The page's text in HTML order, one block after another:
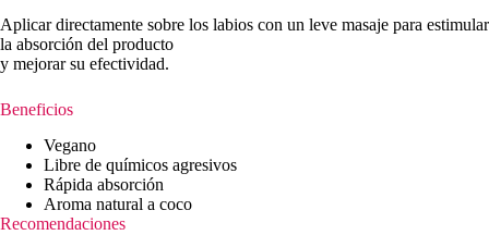
Aplicar directamente sobre los labios con un leve masaje para estimular
la absorción del producto
y mejorar su efectividad.
Beneficios
Vegano
Libre de químicos agresivos
Rápida absorción
Aroma natural a coco
Recomendaciones